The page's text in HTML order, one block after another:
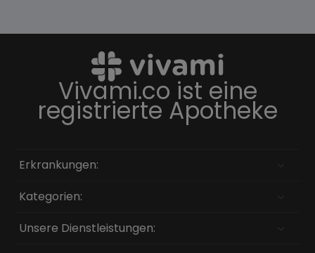
Vivami.co ist eine
registrierte Apotheke
Erkrankungen:
Kategorien:
Unsere Dienstleistungen: